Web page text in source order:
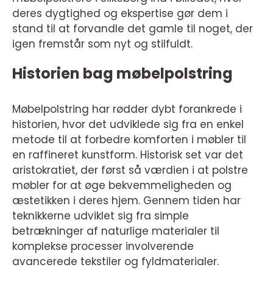
deres dygtighed og ekspertise gør dem i
stand til at forvandle det gamle til noget, der
igen fremstår som nyt og stilfuldt.
Historien bag møbelpolstring
Møbelpolstring har rødder dybt forankrede i
historien, hvor det udviklede sig fra en enkel
metode til at forbedre komforten i møbler til
en raffineret kunstform. Historisk set var det
aristokratiet, der først så værdien i at polstre
møbler for at øge bekvemmeligheden og
æstetikken i deres hjem. Gennem tiden har
teknikkerne udviklet sig fra simple
betrækninger af naturlige materialer til
komplekse processer involverende
avancerede tekstiler og fyldmaterialer.